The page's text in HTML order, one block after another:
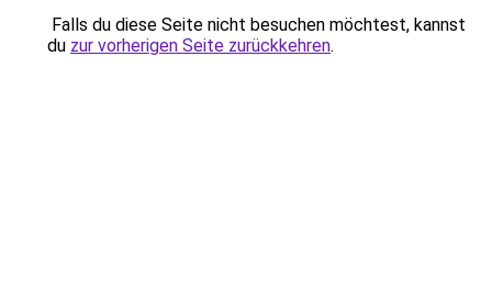
Falls du diese Seite nicht besuchen möchtest, kannst
du zur vorherigen Seite zurückkehren.